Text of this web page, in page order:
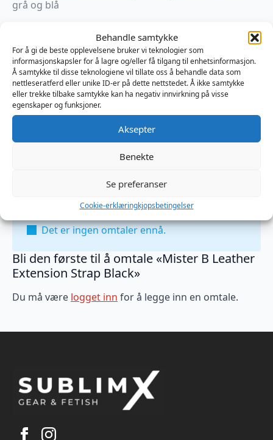
Behandle samtykke
For å gi de beste opplevelsene bruker vi teknologier som
informasjonskapsler for å lagre og/eller få tilgang til enhetsinformasjon.
Å samtykke til disse teknologiene vil tillate oss å behandle data som
nettleseratferd eller unike ID-er på dette nettstedet. Å ikke samtykke
eller trekke tilbake samtykke kan ha negativ innvirkning på visse
egenskaper og funksjoner.
Aksepter
Benekte
Se preferanser
Cookie-erklæringkjopsbetingelser
grå og blå
På vei til lager ×
Produktnummer:MB600508
Kategorier:Harness,Klær menn,Lær
Brand:Mister B
Det er ingen omtaler ennå.
Bli den første til å omtale «Mister B Leather
Extension Strap Black»
Du må være logget inn for å legge inn en omtale.